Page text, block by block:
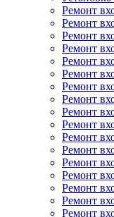
Ремонт
Ремонт
Ремонт
Ремонт
Ремонт
Ремонт
Ремонт
Ремонт
Ремонт
Ремонт
Ремонт
Ремонт
Ремонт
Ремонт
Ремонт
Ремонт
Ремонт